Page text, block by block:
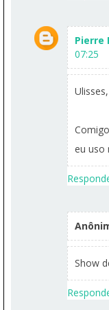
Pierre
07:25
Ulisses,
eu uso
Show